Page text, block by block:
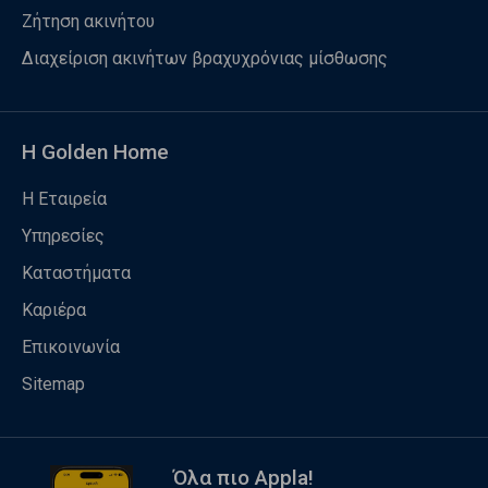
Ζήτηση ακινήτου
Διαχείριση ακινήτων βραχυχρόνιας μίσθωσης
Η Golden Home
Η Εταιρεία
Υπηρεσίες
Καταστήματα
Καριέρα
Επικοινωνία
Sitemap
Όλα πιο Appla!